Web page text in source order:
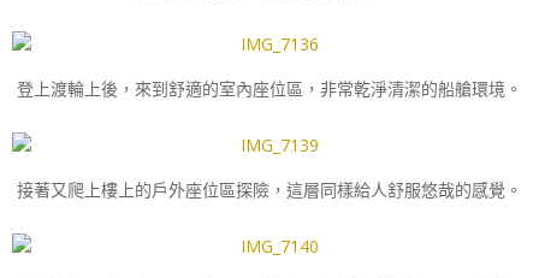
登上渡輪上後，來到舒適的室內座位區，非常乾淨清潔的船艙環境。
接著又爬上樓上的戶外座位區探險，這層同樣給人舒服悠哉的感覺。